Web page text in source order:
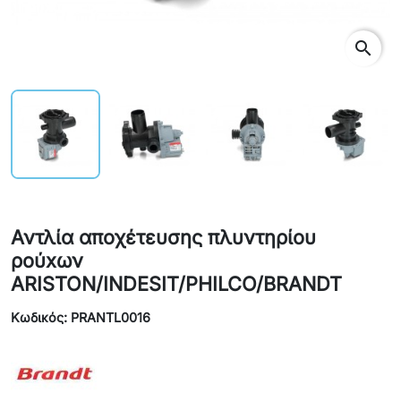
search
Αντλία αποχέτευσης πλυντηρίου
ρούxων
ARISTON/INDESIT/PHILCO/BRANDT
Κωδικός: PRANTL0016